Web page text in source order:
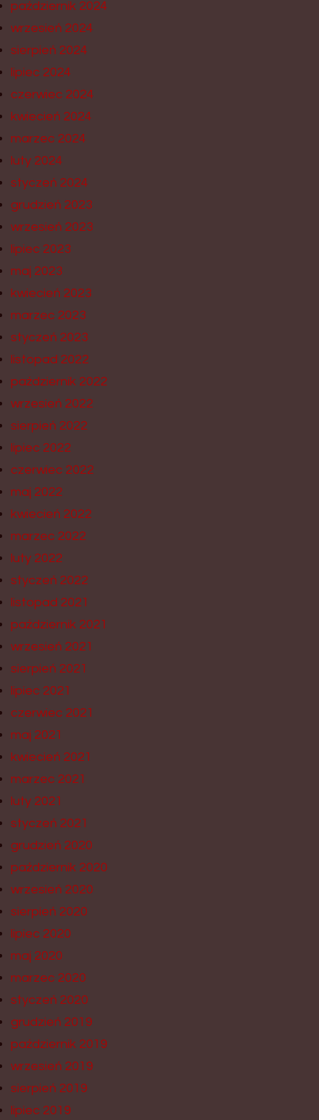
październik 2024
wrzesień 2024
sierpień 2024
lipiec 2024
czerwiec 2024
kwiecień 2024
marzec 2024
luty 2024
styczeń 2024
grudzień 2023
wrzesień 2023
lipiec 2023
maj 2023
kwiecień 2023
marzec 2023
styczeń 2023
listopad 2022
październik 2022
wrzesień 2022
sierpień 2022
lipiec 2022
czerwiec 2022
maj 2022
kwiecień 2022
marzec 2022
luty 2022
styczeń 2022
listopad 2021
październik 2021
wrzesień 2021
sierpień 2021
lipiec 2021
czerwiec 2021
maj 2021
kwiecień 2021
marzec 2021
luty 2021
styczeń 2021
grudzień 2020
październik 2020
wrzesień 2020
sierpień 2020
lipiec 2020
maj 2020
marzec 2020
styczeń 2020
grudzień 2019
październik 2019
wrzesień 2019
sierpień 2019
lipiec 2019